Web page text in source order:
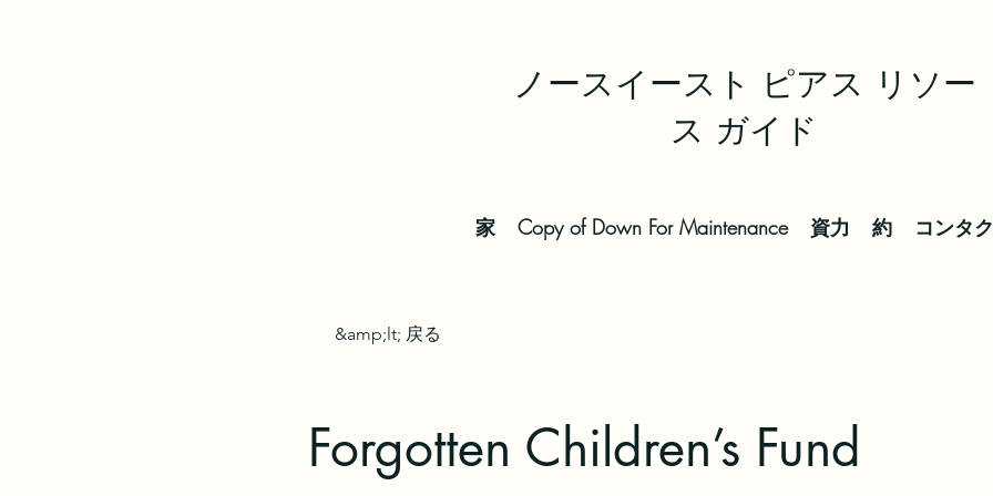
ノースイースト ピアス リソー
ス ガイド
家 Copy of Down For Maintenance 資力 約 コンタ
&amp;lt; 戻る
Forgotten Children’s Fund